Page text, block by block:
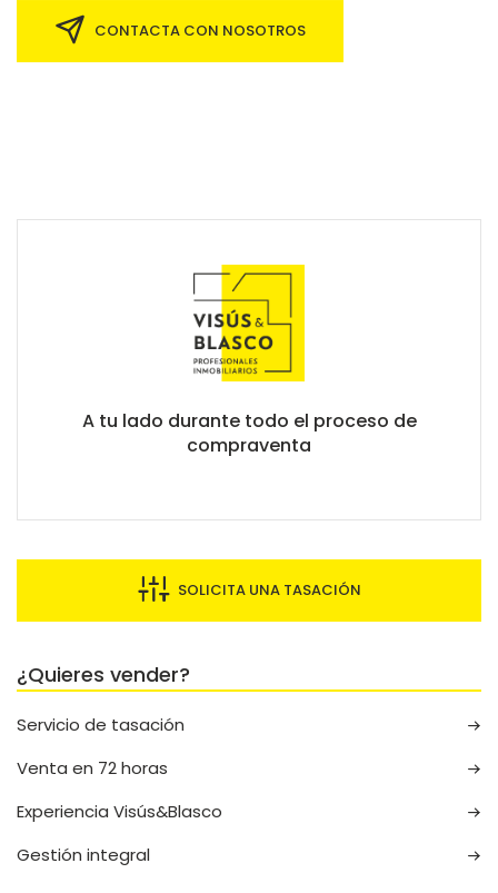
CONTACTA CON NOSOTROS
A tu lado durante todo el proceso de
compraventa
SOLICITA UNA TASACIÓN
¿Quieres vender?
Servicio de tasación
Venta en 72 horas
Experiencia Visús&Blasco
Gestión integral